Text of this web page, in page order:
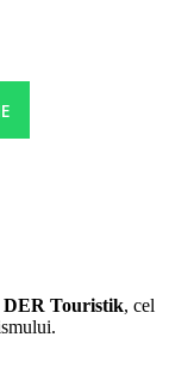
DER Touristik, cel